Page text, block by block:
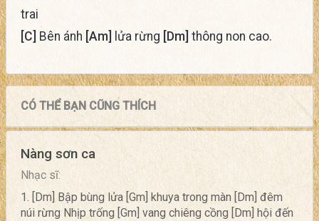
trai
[C] Bên ánh [Am] lửa rừng [Dm] thông non cao.
CÓ THỂ BẠN CŨNG THÍCH
Nàng sơn ca
Nhạc sĩ:
1. [Dm] Bập bùng lửa [Gm] khuya trong màn [Dm] đêm
núi rừng Nhịp trống [Gm] vang chiêng cồng [Dm] hội đến